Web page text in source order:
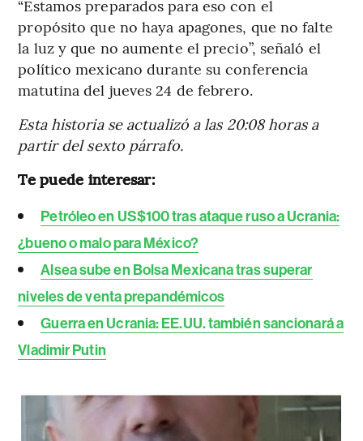
“Estamos preparados para eso con el
propósito que no haya apagones, que no falte
la luz y que no aumente el precio”, señaló el
político mexicano durante su conferencia
matutina del jueves 24 de febrero.
Esta historia se actualizó a las 20:08 horas a
partir del sexto párrafo.
Te puede interesar:
Petróleo en US$100 tras ataque ruso a Ucrania:
¿bueno o malo para México?
Alsea sube en Bolsa Mexicana tras superar
niveles de venta prepandémicos
Guerra en Ucrania: EE.UU. también sancionará a
Vladimir Putin